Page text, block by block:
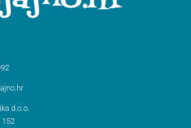
d.o.o.
152